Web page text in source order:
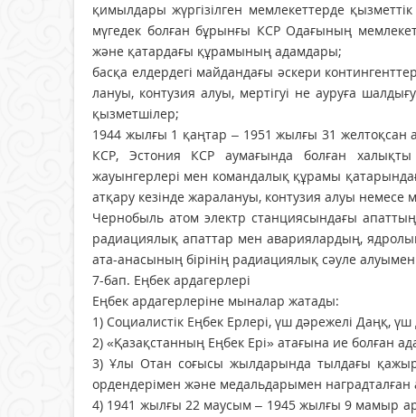
қимыл­дары жүргiзiлген мемлекеттерде
мүгедек болған бұрынғы КСР Одағының
және қатардағы құрамының адамдары;
басқа елдердегі майдандағы әскери
лануы, контузия алуы, мертігуі не ауру­ға
қыз­метшiлер;
1944 жылғы 1 қаңтар – 1951 жылғы 31 желтоқсан
КСР, Эстония КСР аумағында болған
жауынгерлерi мен командалық құрамы
атқару кезiнде жаралануы, контузия алуы немесе
Чернобыль атом электр станциясындағы
радиа­циялық апаттар мен авариялардың,
ата-анасының бiрiнiң радиациялық сәуле
7-бап. Еңбек ардагерлері
Еңбек ардагерлеріне мыналар жатады:
1) Социалистік Еңбек Ерлері, үш дәрежелі Даңқ,
2) «Қазақстанның Еңбек Ері» атағына ие болған
3) Ұлы Отан соғысы жылдарында тылдағы
ордендерімен және медальдарымен наградталған
4) 1941 жылғы 22 маусым – 1945 жылғы 9 мамыр